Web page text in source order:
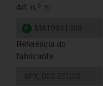
Art. n.º
igus-icon-lieferzeit
Referência do
fabricante